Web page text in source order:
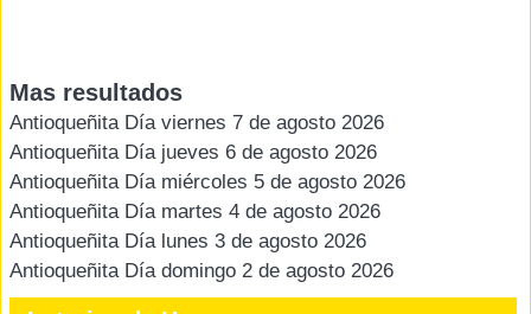
Mas resultados
Antioqueñita Día viernes 7 de agosto 2026
Antioqueñita Día jueves 6 de agosto 2026
Antioqueñita Día miércoles 5 de agosto 2026
Antioqueñita Día martes 4 de agosto 2026
Antioqueñita Día lunes 3 de agosto 2026
Antioqueñita Día domingo 2 de agosto 2026